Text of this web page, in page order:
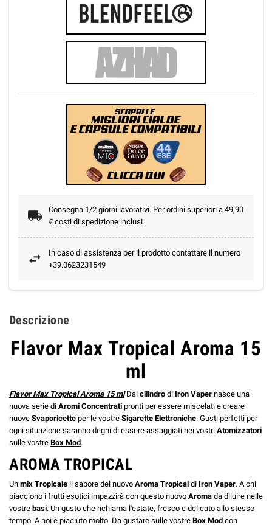
Consegna 1/2 giorni lavorativi. Per ordini superiori a 49,90
€ costi di spedizione inclusi.
In caso di assistenza per il prodotto contattare il numero
+39.0623231549
Descrizione
Flavor Max Tropical Aroma 15
ml
Flavor Max Tropical Aroma 15 mlDal cilindro di Iron Vaper nasce una
nuova serie di Aromi Concentrati pronti per essere miscelati e creare
nuove Svaporicette per le vostre Sigarette Elettroniche. Gusti perfetti per
ogni situazione saranno degni di essere assaggiati nei vostri Atomizzatori
sulle vostre Box Mod.
AROMA TROPICAL
Un mix Tropicale il sapore del nuovo Aroma Tropical di Iron Vaper. A chi
piacciono i frutti esotici impazzirà con questo nuovo Aroma da diluire nelle
vostre basi. Un gusto che richiama l'estate, fresco e delicato allo stesso
tempo. A noi è piaciuto molto. Da gustare sulle vostre Box Mod con